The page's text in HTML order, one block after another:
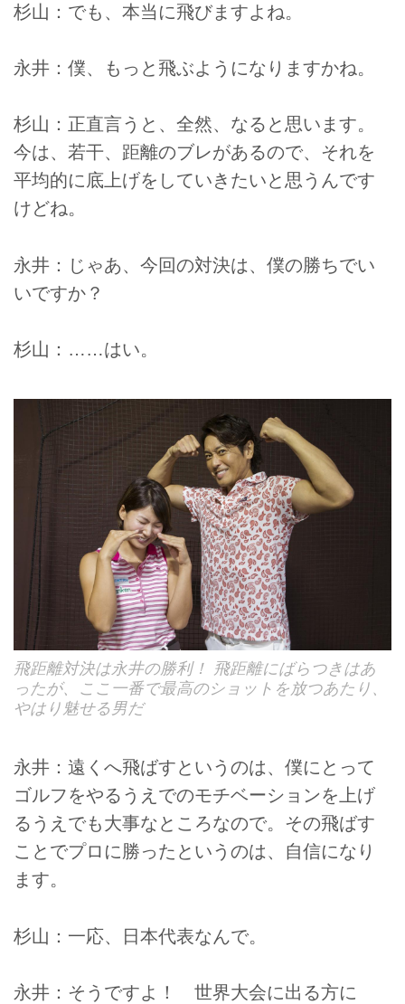
杉山：でも、本当に飛びますよね。
永井：僕、もっと飛ぶようになりますかね。
杉山：正直言うと、全然、なると思います。
今は、若干、距離のブレがあるので、それを
平均的に底上げをしていきたいと思うんです
けどね。
永井：じゃあ、今回の対決は、僕の勝ちでい
いですか？
杉山：……はい。
飛距離対決は永井の勝利！ 飛距離にばらつきはあ
ったが、ここ一番で最高のショットを放つあたり、
やはり魅せる男だ
永井：遠くへ飛ばすというのは、僕にとって
ゴルフをやるうえでのモチベーションを上げ
るうえでも大事なところなので。その飛ばす
ことでプロに勝ったというのは、自信になり
ます。
杉山：一応、日本代表なんで。
永井：そうですよ！ 世界大会に出る方に